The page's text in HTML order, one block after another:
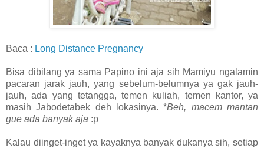
Baca : Long Distance Pregnancy
Bisa dibilang ya sama Papino ini aja sih Mamiyu ngalamin
pacaran jarak jauh, yang sebelum-belumnya ya gak jauh-
jauh, ada yang tetangga, temen kuliah, temen kantor, ya
masih Jabodetabek deh lokasinya. *Beh, macem mantan
gue ada banyak aja :p
Kalau diinget-inget ya kayaknya banyak dukanya sih, setiap